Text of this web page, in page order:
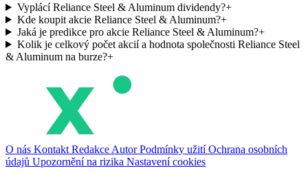
Vyplácí Reliance Steel & Aluminum dividendy?+
Kde koupit akcie Reliance Steel & Aluminum?+
Jaká je predikce pro akcie Reliance Steel & Aluminum?+
Kolik je celkový počet akcií a hodnota společnosti Reliance Steel
& Aluminum na burze?+
O nás Kontakt Redakce AutorPodmínky užitíOchrana osobních
údajů Upozornění na rizika Nastavení cookies